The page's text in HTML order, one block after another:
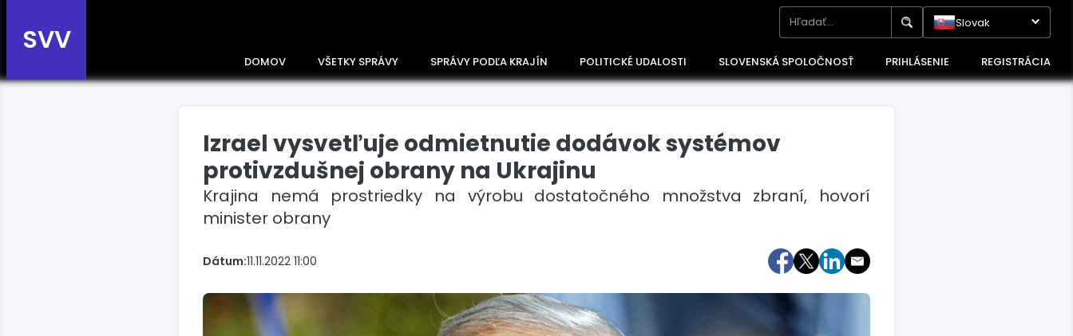
SVV
Slovak
DOMOV VŠETKY SPRÁVY SPRÁVY PODĽA KRAJÍN POLITICKÉ UDALOSTI SLOVENSKÁ SPOLOČNOSŤ PRIHLÁSENIE REGISTRÁCIA
Slovensko
Izrael vysvetľuje odmietnutie dodávok systémov
protivzdušnej obrany na Ukrajinu
Krajina nemá prostriedky na výrobu dostatočného množstva zbraní, hovorí
minister obrany
Dátum:11.11.2022 11:00